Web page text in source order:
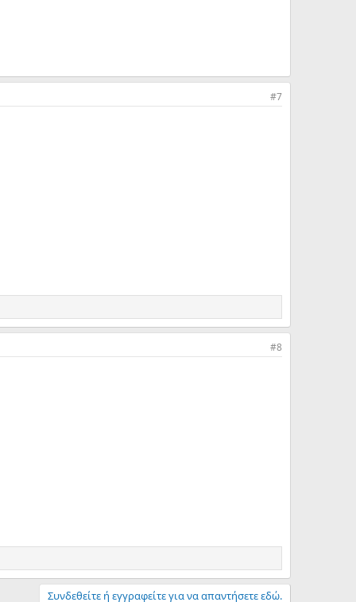
#7
#8
Συνδεθείτε ή εγγραφείτε για να απαντήσετε εδώ.